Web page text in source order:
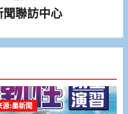
聞聯訪中心
源:墨新聞